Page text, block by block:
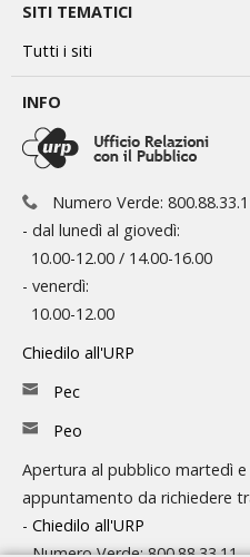
SITI TEMATICI
Tutti i siti
INFO
Numero Verde:
- dal lunedì al giovedì:
10.00-12.00 / 14.00-16.00
- venerdì:
10.00-12.00
Chiedilo all'URP
Pec
Peo
Apertura al pubblico martedì
appuntamento da richiedere
- Chiedilo all'URP